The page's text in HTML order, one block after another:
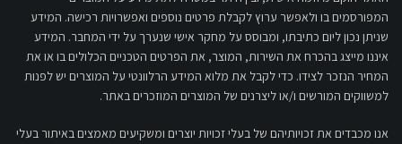
המפורסמים בו ולאפשר ערוץ לקבלת פרטים נוספים ואפשרויות רכישה. המידע
שניתן נכון ליום כתיבתו, ומבוסס על מחקר אישי שנערך על ידי המחבר. המידע
איננו מייצג בהכרח את השירות, המוצר, את הפרטים הטכניים הכלולים בו או את
המחיר הנזכר לצידו. כדי לקבל את מלוא המידע הרלוונטי על המוצרים יש לפנות
למשווקים המורשים ו/או ליצרנים של המוצרים המוזכרים באתר.
אנו מכבדים את זכויותיהם של בעלי זכויות יוצרים ומשקיעים מאמצים באיתור בעלי